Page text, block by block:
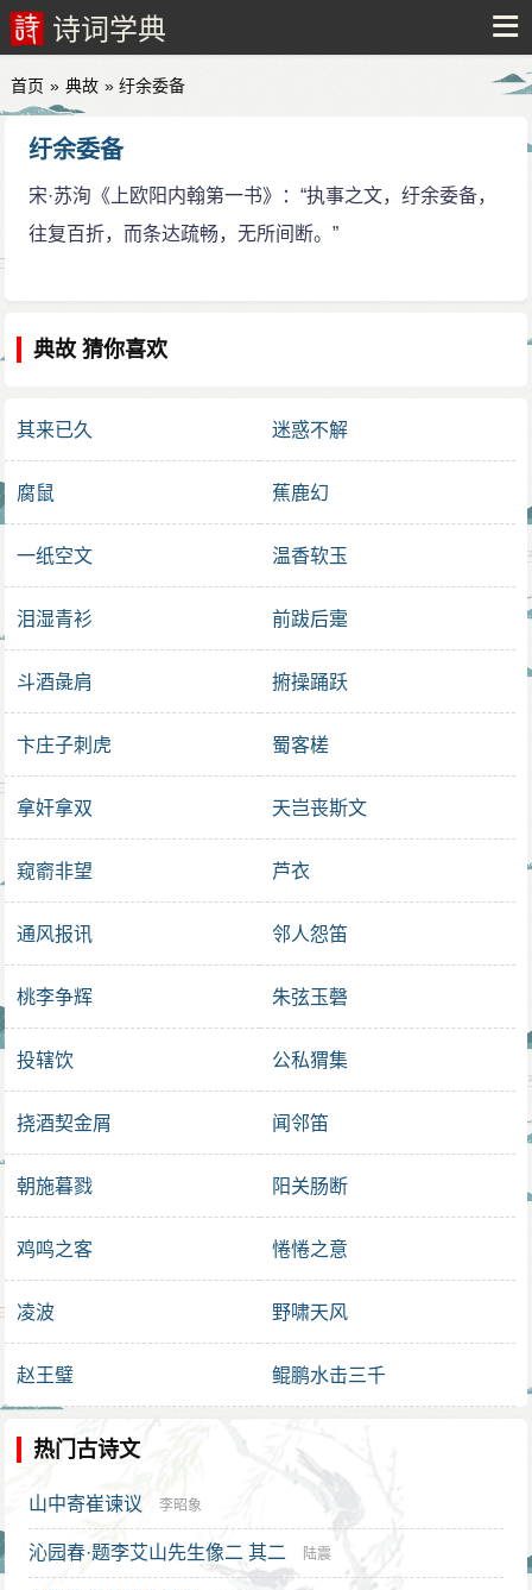
诗词学典
首页 » 典故 » 纡余委备
纡余委备
宋·苏洵《上欧阳内翰第一书》：“执事之文，纡余委备，
往复百折，而条达疏畅，无所间断。”
典故 猜你喜欢
其来已久 迷惑不解
腐鼠 蕉鹿幻
一纸空文 温香软玉
泪湿青衫 前跋后疐
斗酒彘肩 捬操踊跃
卞庄子刺虎 蜀客槎
拿奸拿双 天岂丧斯文
窥窬非望 芦衣
通风报讯 邻人怨笛
桃李争辉 朱弦玉磬
投辖饮 公私猬集
挠酒契金屑 闻邻笛
朝施暮戮 阳关肠断
鸡鸣之客 惓惓之意
凌波 野啸天风
赵王璧 鲲鹏水击三千
热门古诗文
山中寄崔谏议 李昭象
沁园春·题李艾山先生像二 其二 陆震